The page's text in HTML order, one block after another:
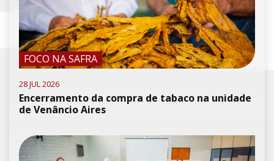
FOCO NA SAFRA
28 JUL 2026
Encerramento da compra de tabaco na unidade
de Venâncio Aires